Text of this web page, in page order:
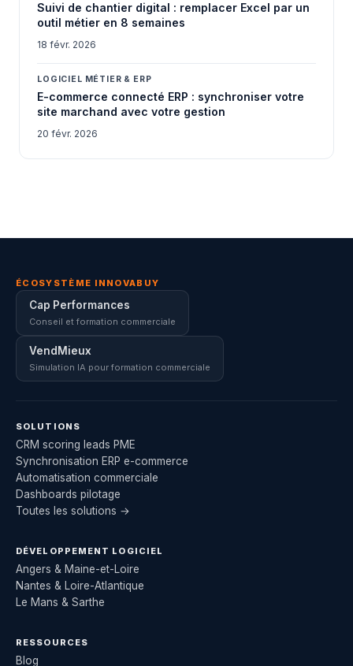
Suivi de chantier digital : remplacer Excel par un
outil métier en 8 semaines
18 févr. 2026
LOGICIEL MÉTIER & ERP
E-commerce connecté ERP : synchroniser votre
site marchand avec votre gestion
20 févr. 2026
ÉCOSYSTÈME INNOVABUY
Cap Performances
Conseil et formation commerciale
VendMieux
Simulation IA pour formation commerciale
SOLUTIONS
CRM scoring leads PME
Synchronisation ERP e-commerce
Automatisation commerciale
Dashboards pilotage
Toutes les solutions →
DÉVELOPPEMENT LOGICIEL
Angers & Maine-et-Loire
Nantes & Loire-Atlantique
Le Mans & Sarthe
RESSOURCES
Blog